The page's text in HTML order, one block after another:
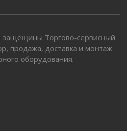
защещины Торгово-сервисный
продажа, доставка и монтаж
оборудования.